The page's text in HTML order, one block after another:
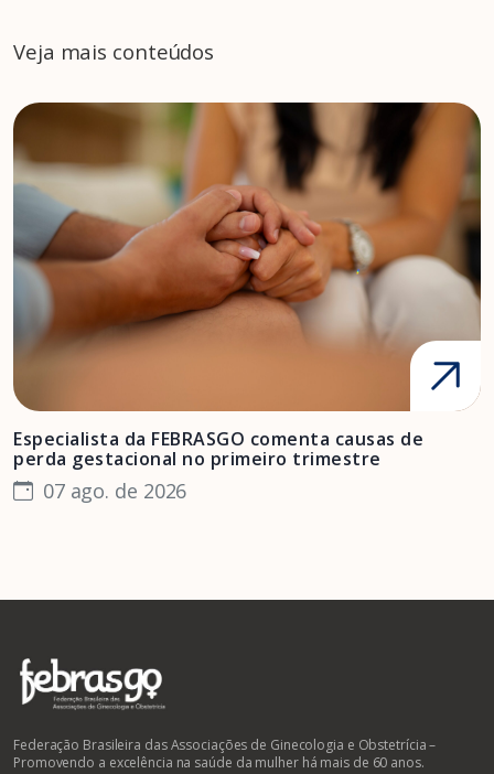
Veja mais conteúdos
Especialista da FEBRASGO comenta causas de
perda gestacional no primeiro trimestre
07 ago. de 2026
Federação Brasileira das Associações de Ginecologia e Obstetrícia –
Promovendo a excelência na saúde da mulher há mais de 60 anos.